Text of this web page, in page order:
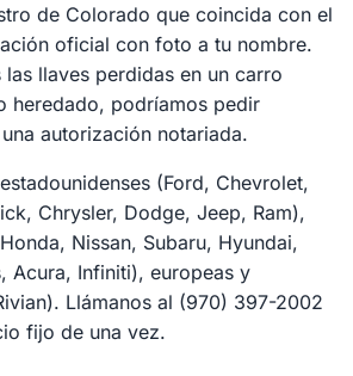
de Colorado que coincida con el
oficial con foto a tu nombre.
las llaves perdidas en un carro
heredado, podríamos pedir
autorización notariada.
(Ford, Chevrolet,
Chrysler, Dodge, Jeep, Ram),
Nissan, Subaru, Hyundai,
Acura, Infiniti), europeas y
Llámanos al (970) 397-2002
fijo de una vez.